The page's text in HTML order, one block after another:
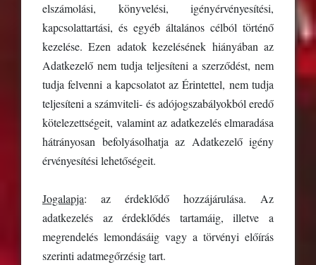
elszámolási, könyvelési, igényérvényesítési,
kapcsolattartási, és egyéb általános célból történő
kezelése. Ezen adatok kezelésének hiányában az
Adatkezelő nem tudja teljesíteni a szerződést, nem
tudja felvenni a kapcsolatot az Érintettel, nem tudja
teljesíteni a számviteli- és adójogszabályokból eredő
kötelezettségeit, valamint az adatkezelés elmaradása
hátrányosan befolyásolhatja az Adatkezelő igény
érvényesítési lehetőségeit.
Jogalapja: az érdeklődő hozzájárulása. Az
adatkezelés az érdeklődés tartamáig, illetve a
megrendelés lemondásáig vagy a törvényi előírás
szerinti adatmegőrzésig tart.